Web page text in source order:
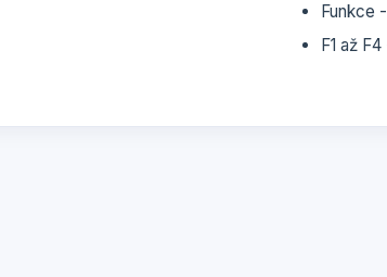
Funkce
F1 až